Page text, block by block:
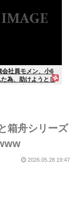
会社員モメン、小6
為、助けようとし
箱舟シリーズ
2026.05.28 19:47